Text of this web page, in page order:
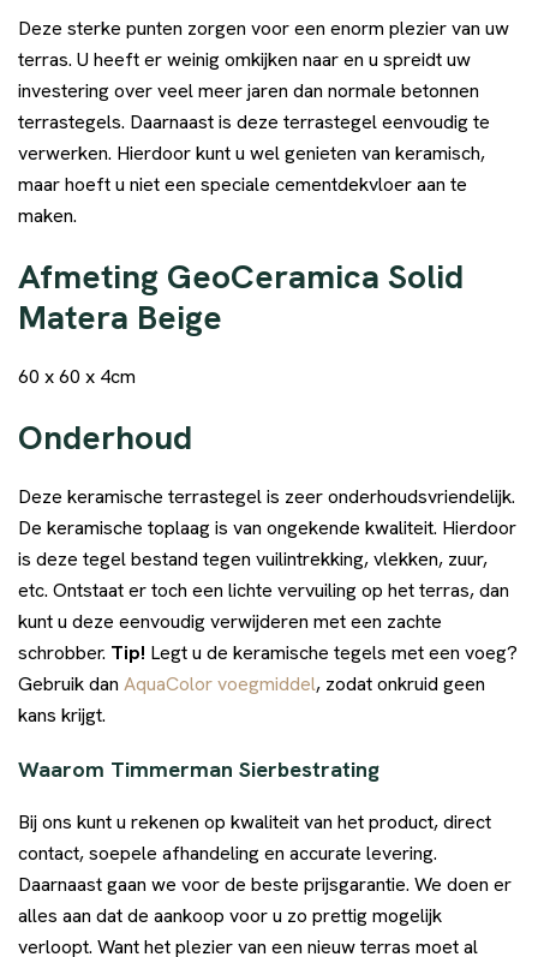
Deze sterke punten zorgen voor een enorm plezier van uw
terras. U heeft er weinig omkijken naar en u spreidt uw
investering over veel meer jaren dan normale betonnen
terrastegels. Daarnaast is deze terrastegel eenvoudig te
verwerken. Hierdoor kunt u wel genieten van keramisch,
maar hoeft u niet een speciale cementdekvloer aan te
maken.
Afmeting GeoCeramica Solid
Matera Beige
60 x 60 x 4cm
Onderhoud
Deze keramische terrastegel is zeer onderhoudsvriendelijk.
De keramische toplaag is van ongekende kwaliteit. Hierdoor
is deze tegel bestand tegen vuilintrekking, vlekken, zuur,
etc. Ontstaat er toch een lichte vervuiling op het terras, dan
kunt u deze eenvoudig verwijderen met een zachte
schrobber. Tip! Legt u de keramische tegels met een voeg?
Gebruik dan AquaColor voegmiddel, zodat onkruid geen
kans krijgt.
Waarom Timmerman Sierbestrating
Bij ons kunt u rekenen op kwaliteit van het product, direct
contact, soepele afhandeling en accurate levering.
Daarnaast gaan we voor de beste prijsgarantie. We doen er
alles aan dat de aankoop voor u zo prettig mogelijk
verloopt. Want het plezier van een nieuw terras moet al